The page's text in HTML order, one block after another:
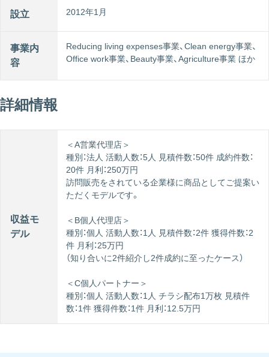
設立 2012年1月
事業内
容
Reducing living expenses事業、Clean energy事業、
Office work事業、Beauty事業、Agriculture事業 ほか
詳細情報
収益モ
デル
＜A営業代理店＞
種別：法人 活動人数：5人 見積件数：50件 成約件数：
20件 月利：250万円
訪問販売をされている企業様に商品としてご提案い
ただくモデルです。
＜B個人代理店＞
種別：個人 活動人数：1人 見積件数：2件 獲得件数：2
件 月利：25万円
（知り合いに2件紹介し2件成約に至ったケース）
＜C個人パートナー＞
種別：個人 活動人数：1人 チラシ配布1万枚 見積件
数：1件 獲得件数：1件 月利：12.5万円